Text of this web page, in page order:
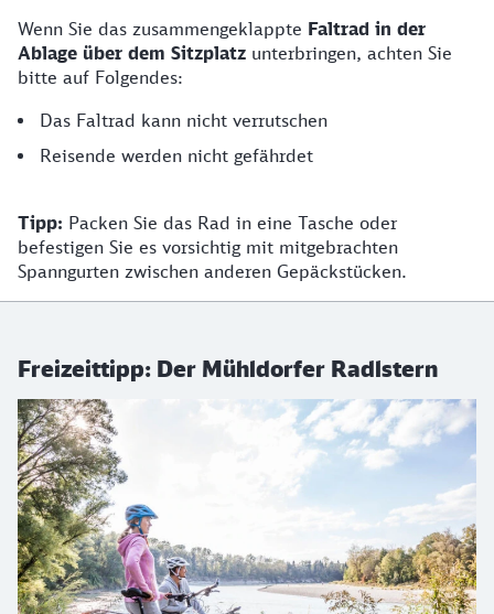
Wenn Sie das zusammengeklappte Faltrad in der
Ablage über dem Sitzplatz unterbringen, achten Sie
bitte auf Folgendes:
Das Faltrad kann nicht verrutschen
Reisende werden nicht gefährdet
Tipp: Packen Sie das Rad in eine Tasche oder
befestigen Sie es vorsichtig mit mitgebrachten
Spanngurten zwischen anderen Gepäckstücken.
Freizeittipp: Der Mühldorfer Radlstern